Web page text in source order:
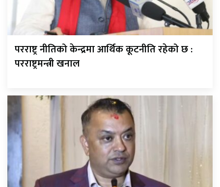
परराष्ट्र नीतिको केन्द्रमा आर्थिक कूटनीति रहेको छ :
परराष्ट्रमन्त्री खनाल